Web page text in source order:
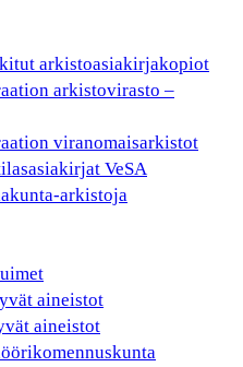
arkistoasiakirjakopiot
arkistovirasto –
viranomaisarkistot
VeSA
arkistoja
aineistot
aineistot